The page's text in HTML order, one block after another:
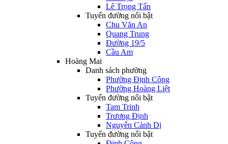
Lê Trọng Tấn
Tuyến đường nổi bật
Chu Văn An
Quang Trung
Đường 19/5
Cầu Am
Hoàng Mai
Danh sách phường
Phường Định Công
Phường Hoàng Liệt
Tuyến đường nổi bật
Tam Trinh
Trương Định
Nguyễn Cảnh Dị
Tuyến đường nổi bật